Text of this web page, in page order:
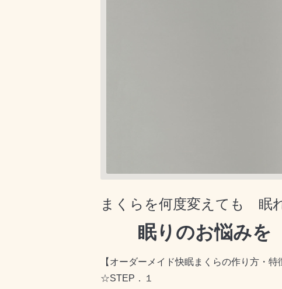
いくつもまくらを買い換えても悩みを解決
まくらを何度変えても 眠
眠りのお悩みを
【オーダーメイド快眠まくらの作り方・特
☆STEP．１